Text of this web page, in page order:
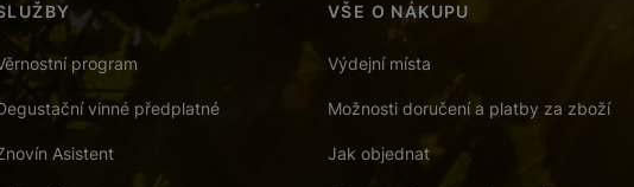
program
vinné předplatné
Asistent
VŠE O NÁKUPU
Výdejní místa
Možnosti doručení a platby za zboží
Jak objednat